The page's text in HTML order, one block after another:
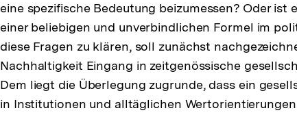
eine spezifische Bedeutung beizumessen? Oder ist
einer beliebigen und unverbindlichen Formel im
diese Fragen zu klären, soll zunächst
Nachhaltigkeit Eingang in zeitgenössische
Dem liegt die Überlegung zugrunde, dass ein
in Institutionen und alltäglichen